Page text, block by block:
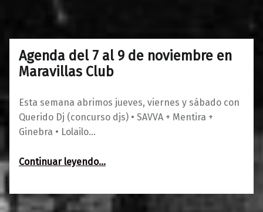
Agenda del 7 al 9 de noviembre en
Maravillas Club
Esta semana abrimos jueves, viernes y sábado con
Querido Dj (concurso djs) • SAVVA + Mentira +
Ginebra • Lolailo…
Continuar leyendo“Agenda del 7 al 9 de noviembre en Maravillas Club”
…
06/11/2019
0
Maravillas